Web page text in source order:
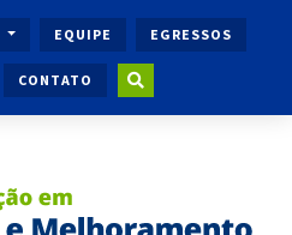
EQUIPE EGRESSOS
CONTATO